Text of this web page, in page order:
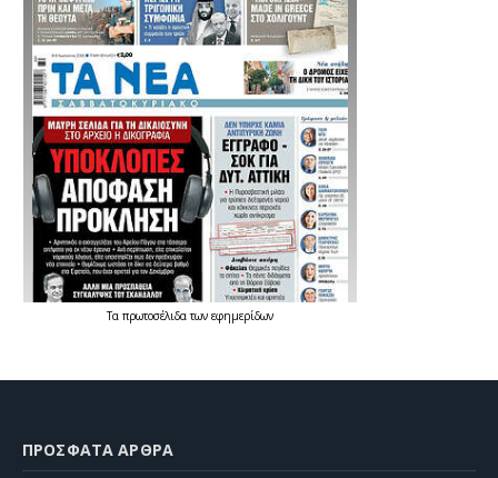
Τα πρωτοσέλιδατων εφημερίδων
ΠΡΌΣΦΑΤΑ ΆΡΘΡΑ